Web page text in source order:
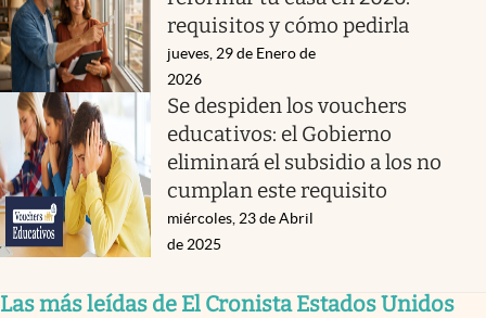
requisitos y cómo pedirla
jueves, 29 de Enero de
2026
Se despiden los vouchers
educativos: el Gobierno
eliminará el subsidio a los no
cumplan este requisito
miércoles, 23 de Abril
de 2025
Las más leídas de El Cronista Estados Unidos